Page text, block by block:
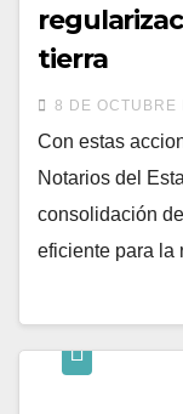
tierra
8 DE OCTUBRE
Con estas
Notarios del
consolidación
eficiente para